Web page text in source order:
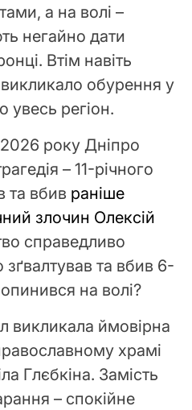
а на волі –
негайно дати
Втім навіть
обурення у
увесь регіон.
року Дніпро
– 11-річного
та вбив раніше
злочин Олексій
справедливо
та вбив 6-
на волі?
викликала ймовірна
храмі
Глєбкіна. Замість
– спокійне